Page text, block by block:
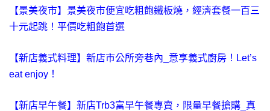
【景美夜市】景美夜市便宜吃粗飽鐵板燒，經濟套餐一百三
十元起跳！平價吃粗飽首選
【新店義式料理】新店市公所旁巷內_意享義式廚房！Let’s
eat enjoy！
【新店早午餐】新店Trb3富早午餐專賣，限量早餐搶購_真